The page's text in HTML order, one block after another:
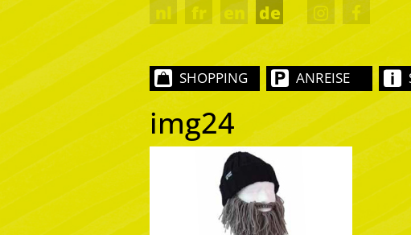
nl fr en de
SHOPPING ANREISE
img24